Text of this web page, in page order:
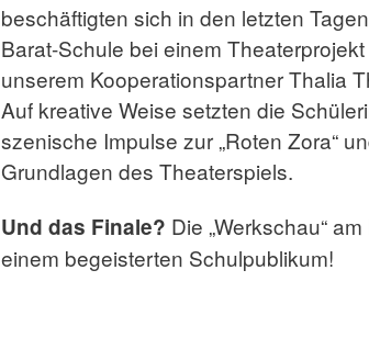
beschäftigten sich in den letzten
Barat-Schule bei einem
unserem Kooperationspartner Thalia
Auf kreative Weise setzten die
szenische Impulse zur „Roten Zora“
Grundlagen des Theaterspiels.
Und das Finale? Die „Werkschau“
einem begeisterten Schulpublikum!